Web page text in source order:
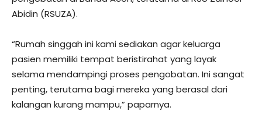
Abidin (RSUZA).
“Rumah singgah ini kami sediakan agar keluarga
pasien memiliki tempat beristirahat yang layak
selama mendampingi proses pengobatan. Ini sangat
penting, terutama bagi mereka yang berasal dari
kalangan kurang mampu,” paparnya.